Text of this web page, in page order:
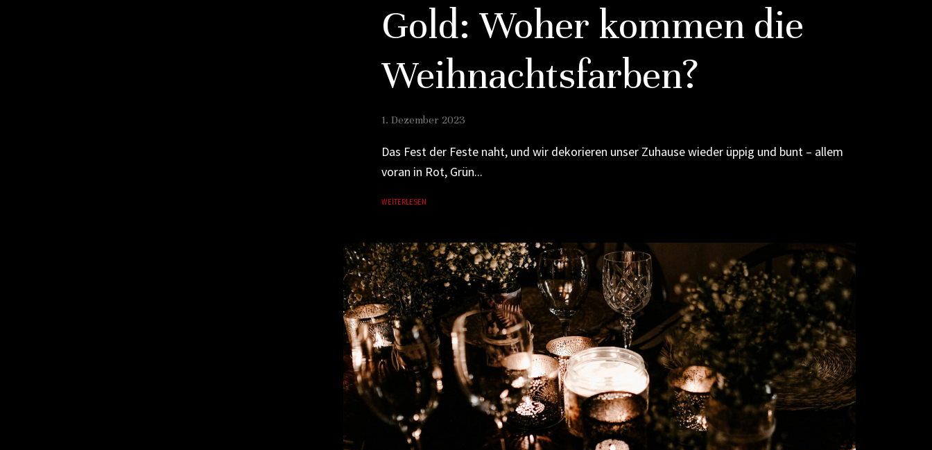
Gold: Woher kommen die
Weihnachtsfarben?
1. Dezember 2023
Das Fest der Feste naht, und wir dekorieren unser Zuhause wieder üppig und bunt – allem
voran in Rot, Grün...
WEITERLESEN